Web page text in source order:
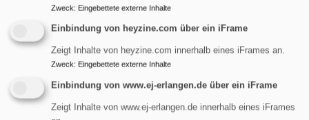
WIR BEGLEITEN SIE ZUR TAUFE
Zweck: Eingebettete externe Inhalte
Einbindung von heyzine.com über ein iFrame
Zeigt Inhalte von heyzine.com innerhalb eines iFrames an.
Zweck: Eingebettete externe Inhalte
Einbindung von www.ej-erlangen.de über ein iFrame
Zeigt Inhalte von www.ej-erlangen.de innerhalb eines iFrames